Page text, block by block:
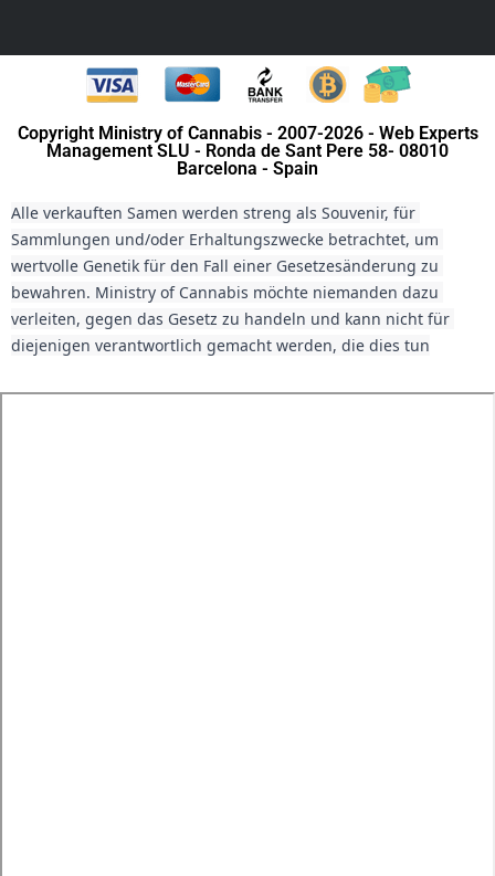
Copyright Ministry of Cannabis - 2007-2026 - Web Experts
Management SLU - Ronda de Sant Pere 58- 08010
Barcelona - Spain
Alle verkauften Samen werden streng als Souvenir, für
Sammlungen und/oder Erhaltungszwecke betrachtet, um
wertvolle Genetik für den Fall einer Gesetzesänderung zu
bewahren. Ministry of Cannabis möchte niemanden dazu
verleiten, gegen das Gesetz zu handeln und kann nicht für
diejenigen verantwortlich gemacht werden, die dies tun